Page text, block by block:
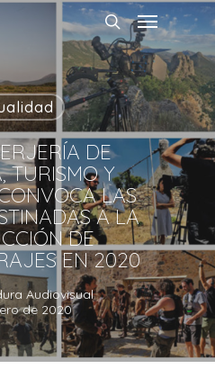
DE
TURISMO Y
LAS
A LA
DE
EN 2020
Audiovisual
de 2020